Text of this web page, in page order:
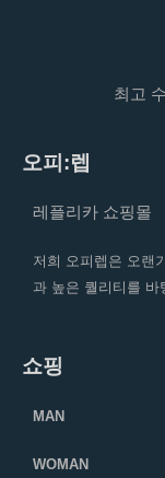
최고
오피:렙
레플리카 쇼핑몰
저희 오피렙은 오랜
과 높은 퀄리티를 바
쇼핑
MAN
WOMAN